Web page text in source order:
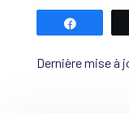
Dernière mise à